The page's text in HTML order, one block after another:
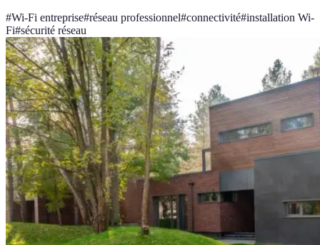
#Wi-Fi entreprise#réseau professionnel#connectivité#installation Wi-
Fi#sécurité réseau